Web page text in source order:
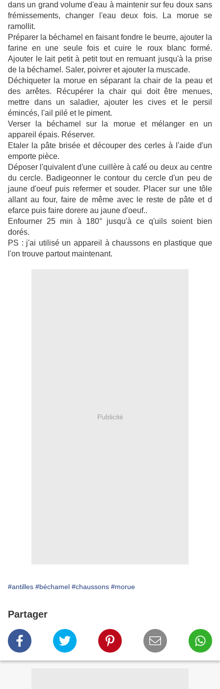
dans un grand volume d'eau à maintenir sur feu doux sans
frémissements, changer l'eau deux fois. La morue se
ramollit.
Préparer la béchamel en faisant fondre le beurre, ajouter la
farine en une seule fois et cuire le roux blanc formé.
Ajouter le lait petit à petit tout en remuant jusqu'à la prise
de la béchamel. Saler, poivrer et ajouter la muscade.
Déchiqueter la morue en séparant la chair de la peau et
des arrêtes. Récupérer la chair qui doit être menues,
mettre dans un saladier, ajouter les cives et le persil
émincés, l'ail pilé et le piment.
Verser la béchamel sur la morue et mélanger en un
appareil épais. Réserver.
Etaler la pâte brisée et découper des cerles à l'aide d'un
emporte pièce.
Déposer l'quivalent d'une cuillère à café ou deux au centre
du cercle. Badigeonner le contour du cercle d'un peu de
jaune d'oeuf puis refermer et souder. Placer sur une tôle
allant au four, faire de même avec le reste de pâte et d
efarce puis faire dorere au jaune d'oeuf..
Enfourner 25 min à 180° jusqu'à ce q'uils soient bien
dorés.
PS : j'ai utilisé un appareil à chaussons en plastique que
l'on trouve partout maintenant.
Publicité
#antilles #béchamel #chaussons #morue
Partager